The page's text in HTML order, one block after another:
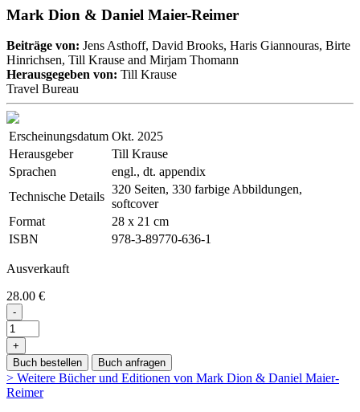
Mark Dion & Daniel Maier-Reimer
Beiträge von: Jens Asthoff, David Brooks, Haris Giannouras, Birte
Hinrichsen, Till Krause and Mirjam Thomann
Herausgegeben von: Till Krause
Travel Bureau
Erscheinungsdatum Okt. 2025
Herausgeber
Till Krause
Sprachen
engl., dt. appendix
Technische Details
320 Seiten, 330 farbige Abbildungen,
softcover
Format
28 x 21 cm
ISBN
978-3-89770-636-1
Ausverkauft
28.00 €
-
+
Buch bestellen
Buch anfragen
> Weitere Bücher und Editionen von Mark Dion & Daniel Maier-
Reimer